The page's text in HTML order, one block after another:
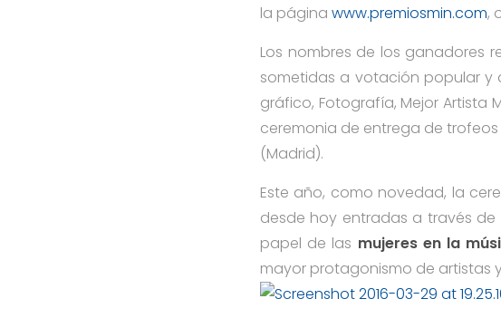
la página www.premiosmin.com,
Los nombres de los ganadores
sometidas a votación popular y
gráfico, Fotografía, Mejor Artista
ceremonia de entrega de
(Madrid).
Este año, como novedad, la
desde hoy entradas a través de
papel de las mujeres en la
mayor protagonismo de artistas